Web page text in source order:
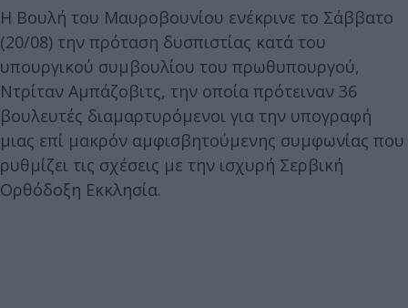
Η Βουλή του Μαυροβουνίου ενέκρινε το Σάββατο
(20/08) την πρόταση δυσπιστίας κατά του
υπουργικού συμβουλίου του πρωθυπουργού,
Ντρίταν Αμπάζοβιτς, την οποία πρότειναν 36
βουλευτές διαμαρτυρόμενοι για την υπογραφή
μιας επί μακρόν αμφισβητούμενης συμφωνίας που
ρυθμίζει τις σχέσεις με την ισχυρή Σερβική
Ορθόδοξη Εκκλησία.